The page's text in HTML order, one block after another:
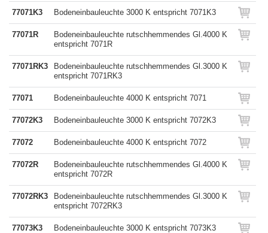
77071K3 Bodeneinbauleuchte 3000 K entspricht 7071K3
77071R
Bodeneinbauleuchte rutschhemmendes Gl.4000 K
entspricht 7071R
77071RK3
Bodeneinbauleuchte rutschhemmendes Gl.3000 K
entspricht 7071RK3
77071 Bodeneinbauleuchte 4000 K entspricht 7071
77072K3 Bodeneinbauleuchte 3000 K entspricht 7072K3
77072 Bodeneinbauleuchte 4000 K entspricht 7072
77072R
Bodeneinbauleuchte rutschhemmendes Gl.4000 K
entspricht 7072R
77072RK3
Bodeneinbauleuchte rutschhemmendes Gl.3000 K
entspricht 7072RK3
77073K3 Bodeneinbauleuchte 3000 K entspricht 7073K3